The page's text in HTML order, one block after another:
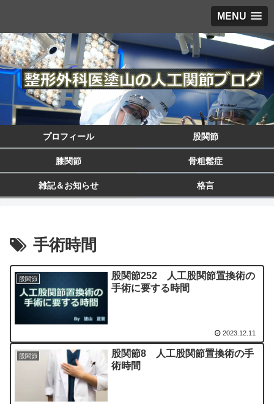
MENU
プロフィール 股関節
膝関節 骨粗鬆症
雑記＆お知らせ 格言
手術時間
股関節
股関節252 人工股関節置換術の
手術に要する時間
2023.12.11
股関節
股関節8 人工股関節置換術の手
術時間